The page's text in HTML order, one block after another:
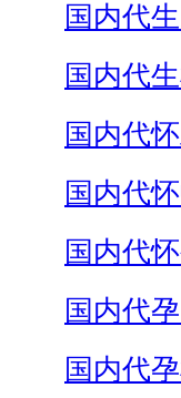
国内代
国内代
国内代
国内代
国内代
国内代
国内代